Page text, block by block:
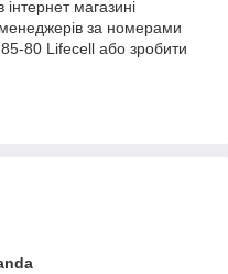
магазині
за номерами
80 Lifecell або зробити